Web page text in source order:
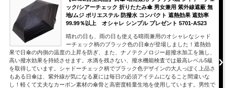
ック/シアーチェック 折りたたみ傘 男女兼用 紫外線遮蔽 無
地/ムジ ポリエステル 防撥水 コンパクト 遮熱効果 遮効率
99.99％以上 オシャレ シンプル プレゼント 5701-AS23
晴れの日も、雨の日も使える晴雨兼用のオシャレなシャド
ーチェック柄のブラック色の日傘が登場しました！遮熱効
果で日傘の内側の温度の上昇を防ぎ、また、ナノテクノロジー超撥水加工を施し、
高い撥水効果を持続させます。水滴を残さない、撥水機能検査では最高レベル5級
を取得しています。シャドーチェック柄でブラック色デザインの大人っぽく上品さ
もある日傘は、紫外線が気になる夏には毎日の必須アイテムになること間違いな
し！軽くて丈夫なカーボン素材の傘骨と高密度軽量生地を使用しています。男性で